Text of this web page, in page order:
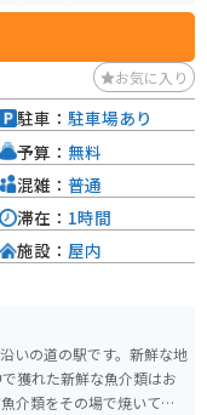
使った商品を販売するお
お気に入り
いの道の駅です。新鮮な地
獲れた新鮮な魚介類はお
介類をその場で焼いて食
駐車： 駐車場あり
予算： 無料
混雑： 普通
滞在： 1時間
施設： 屋内